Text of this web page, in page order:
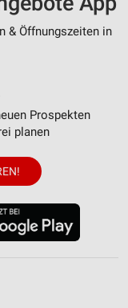
& Öffnungszeiten in
Prospekten
planen